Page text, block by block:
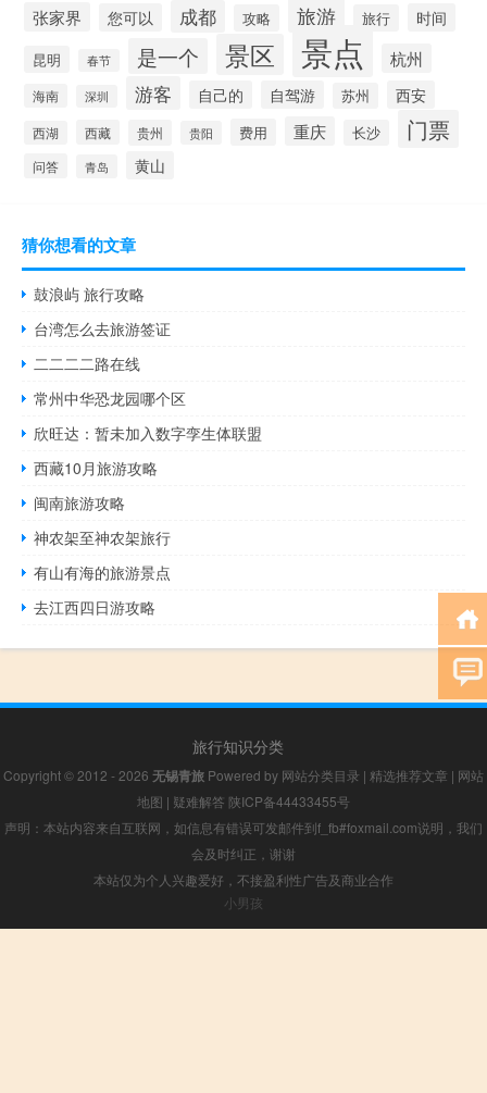
张家界 您可以 成都 攻略 旅游 旅行 时间
昆明 春节 是一个 景区 景点 杭州
海南 深圳 游客 自己的 自驾游 苏州 西安
西湖 西藏 贵州 贵阳 费用 重庆 长沙 门票
问答 青岛 黄山
猜你想看的文章
鼓浪屿 旅行攻略
台湾怎么去旅游签证
二二二二路在线
常州中华恐龙园哪个区
欣旺达：暂未加入数字孪生体联盟
西藏10月旅游攻略
闽南旅游攻略
神农架至神农架旅行
有山有海的旅游景点
去江西四日游攻略
旅行知识分类
Copyright © 2012 - 2026 无锡青旅 Powered by 网站分类目录 | 精选推荐文章 | 网站
地图 | 疑难解答 陕ICP备44433455号
声明：本站内容来自互联网，如信息有错误可发邮件到f_fb#foxmail.com说明，我们
会及时纠正，谢谢
本站仅为个人兴趣爱好，不接盈利性广告及商业合作
小男孩